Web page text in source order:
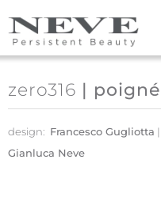
Skip to main content
zero316 |
design: Francesco Gugliotta
Gianluca Neve